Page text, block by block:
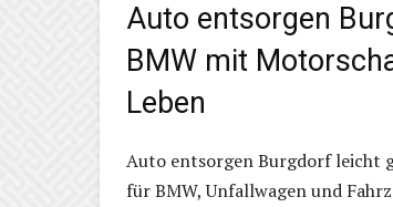
Auto entsorgen
BMW mit
Leben
Auto entsorgen Burgdorf leicht
für BMW, Unfallwagen und